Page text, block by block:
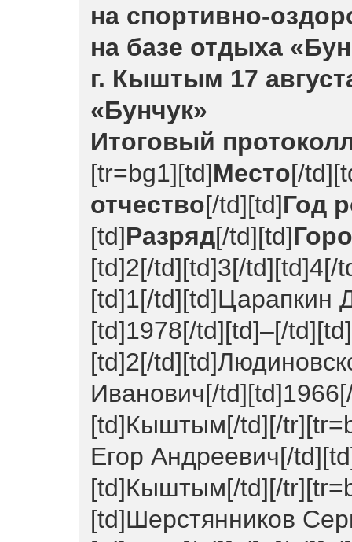
на спортивно-
на базе отдыха
г. Кыштым 17
«Бунчук»
Итоговый
[tr=bg1][td]Место[/
отчество[/td][td]Год
[td]Разряд[/td][td]
[td]2[/td][td]3[/td][td]4[/
[td]1[/td][td]Царапкин
[td]1978[/td][td]–[/
[td]2[/
Иванович[/
[td]Кыштым[/td][/
Егор Андреевич[/
[td]Кыштым[/td][/
[td]Шерстянников